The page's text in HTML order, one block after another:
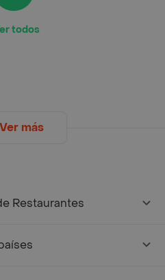
todos
Ver más
Restaurantes